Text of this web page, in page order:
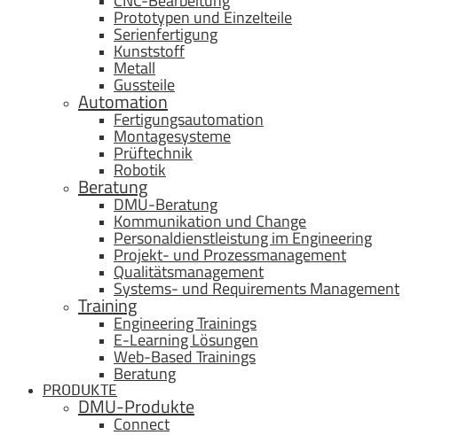
Prototypen und Einzelteile
Serienfertigung
Kunststoff
Metall
Gussteile
Automation
Fertigungsautomation
Montagesysteme
Prüftechnik
Robotik
Beratung
DMU-Beratung
Kommunikation und Change
Personaldienstleistung im Engineering
Projekt- und Prozessmanagement
Qualitätsmanagement
Systems- und Requirements Management
Training
Engineering Trainings
E-Learning Lösungen
Web-Based Trainings
Beratung
PRODUKTE
DMU-Produkte
Connect